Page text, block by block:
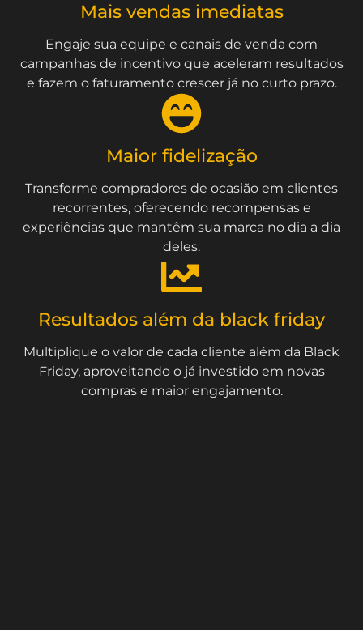
Mais vendas imediatas
Engaje sua equipe e canais de venda com
campanhas de incentivo que aceleram resultados
e fazem o faturamento crescer já no curto prazo.
Maior fidelização
Transforme compradores de ocasião em clientes
recorrentes, oferecendo recompensas e
experiências que mantêm sua marca no dia a dia
deles.
Resultados além da black friday
Multiplique o valor de cada cliente além da Black
Friday, aproveitando o já investido em novas
compras e maior engajamento.